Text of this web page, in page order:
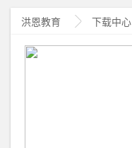
洪恩教育 下载中心